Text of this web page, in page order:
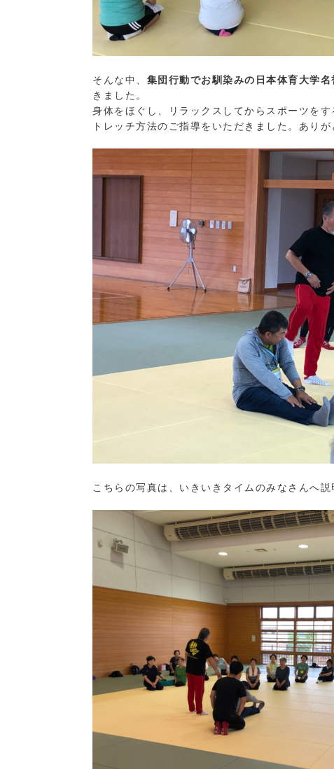
そんな中、 集団行動でお馴染みの日本体育大学
きました。
身体をほぐし、リラックスしてからスポーツを
トレッチ方法のご指導をいただきました。ありが
こちらの写真は、いきいきタイムのみなさんへ説